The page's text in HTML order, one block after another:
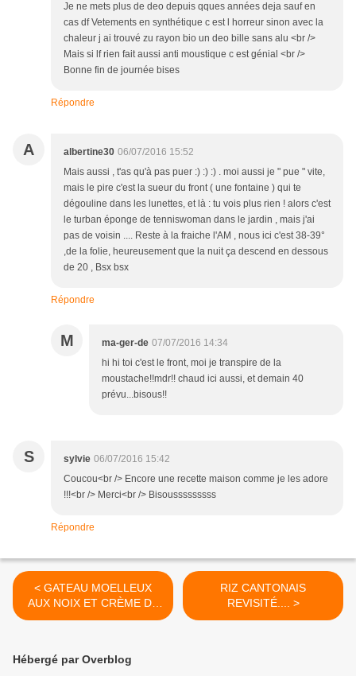
Je ne mets plus de deo depuis qques années deja sauf en
cas df Vetements en synthétique c est l horreur sinon avec la
chaleur j ai trouvé zu rayon bio un deo bille sans alu <br />
Mais si lf rien fait aussi anti moustique c est génial <br />
Bonne fin de journée bises
Répondre
A albertine30 06/07/2016 15:52
Mais aussi , t'as qu'à pas puer :) :) :) . moi aussi je " pue " vite,
mais le pire c'est la sueur du front ( une fontaine ) qui te
dégouline dans les lunettes, et là : tu vois plus rien ! alors c'est
le turban éponge de tenniswoman dans le jardin , mais j'ai
pas de voisin .... Reste à la fraiche l'AM , nous ici c'est 38-39°
,de la folie, heureusement que la nuit ça descend en dessous
de 20 , Bsx bsx
Répondre
M ma-ger-de 07/07/2016 14:34
hi hi toi c'est le front, moi je transpire de la
moustache!!mdr!! chaud ici aussi, et demain 40
prévu...bisous!!
S sylvie 06/07/2016 15:42
Coucou<br /> Encore une recette maison comme je les adore
!!!<br /> Merci<br /> Bisousssssssss
Répondre
< GATEAU MOELLEUX
AUX NOIX ET CRÈME DE
MARRON...
RIZ CANTONAIS
REVISITÉ.... >
Hébergé par Overblog